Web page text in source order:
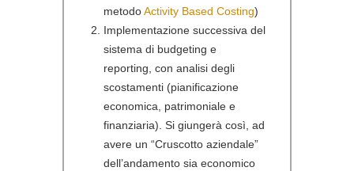
metodoActivity Based Costing)
Implementazione successiva del
sistema di budgeting e
reporting, con analisi degli
scostamenti (pianificazione
economica, patrimoniale e
finanziaria). Si giungerà così, ad
avere un “Cruscotto aziendale”
dell’andamento sia economico